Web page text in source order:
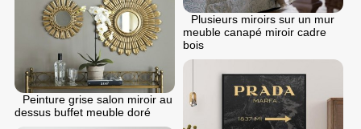
Plusieurs miroirs sur un mur
meuble canapé miroir cadre
bois
Peinture grise salon miroir au
dessus buffet meuble doré